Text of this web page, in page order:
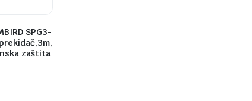
SPG3-
zaštita